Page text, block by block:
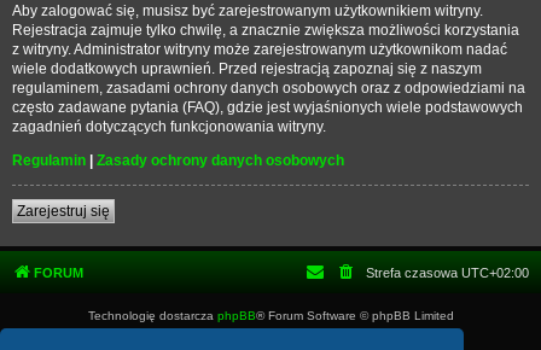
Aby zalogować się, musisz być zarejestrowanym użytkownikiem witryny.
Rejestracja zajmuje tylko chwilę, a znacznie zwiększa możliwości korzystania
z witryny. Administrator witryny może zarejestrowanym użytkownikom nadać
wiele dodatkowych uprawnień. Przed rejestracją zapoznaj się z naszym
regulaminem, zasadami ochrony danych osobowych oraz z odpowiedziami na
często zadawane pytania (FAQ), gdzie jest wyjaśnionych wiele podstawowych
zagadnień dotyczących funkcjonowania witryny.
Regulamin | Zasady ochrony danych osobowych
Zarejestruj się
FORUM Strefa czasowa UTC+02:00
Technologię dostarcza phpBB® Forum Software © phpBB Limited